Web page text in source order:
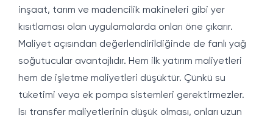
inşaat, tarım ve madencilik makineleri gibi yer
kısıtlaması olan uygulamalarda onları öne çıkarır.
Maliyet açısından değerlendirildiğinde de fanlı yağ
soğutucular avantajlıdır. Hem ilk yatırım maliyetleri
hem de işletme maliyetleri düşüktür. Çünkü su
tüketimi veya ek pompa sistemleri gerektirmezler.
Isı transfer maliyetlerinin düşük olması, onları uzun